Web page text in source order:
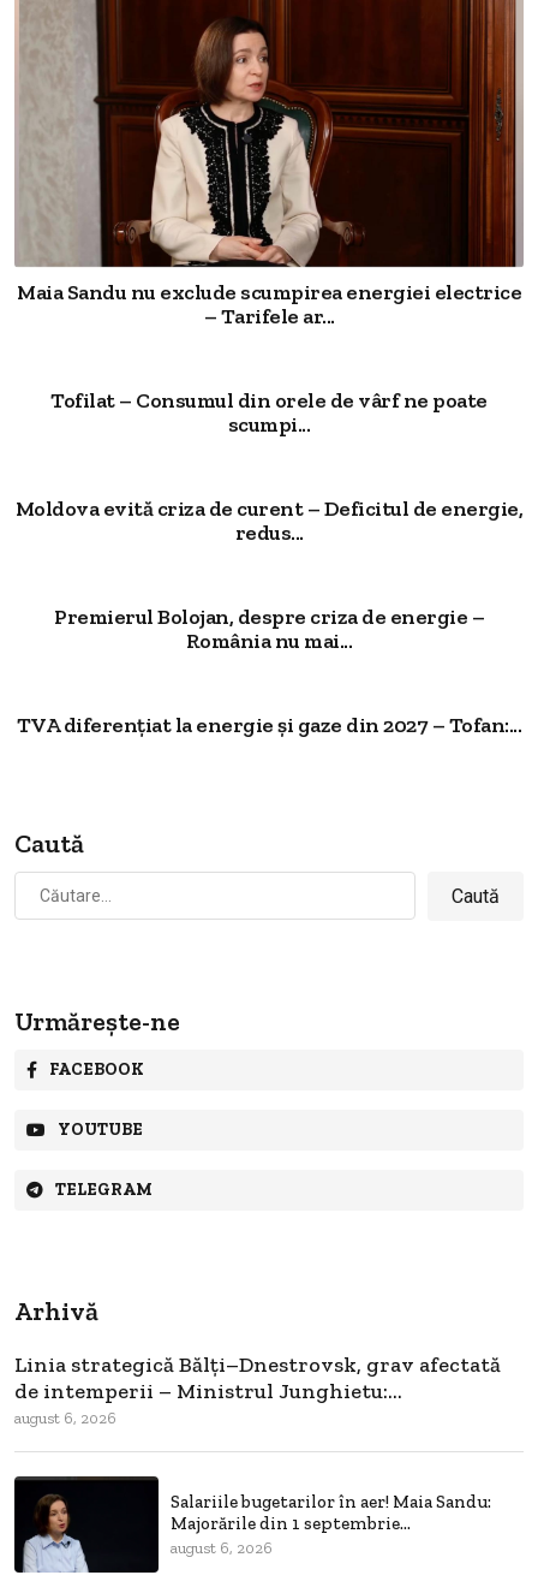
Maia Sandu nu exclude scumpirea energiei electrice
– Tarifele ar...
Tofilat – Consumul din orele de vârf ne poate
scumpi...
Moldova evită criza de curent – Deficitul de energie,
redus...
Premierul Bolojan, despre criza de energie –
România nu mai...
TVA diferențiat la energie și gaze din 2027 – Tofan:...
Caută
după:
Urmărește-ne
FACEBOOK
YOUTUBE
TELEGRAM
Arhivă
Linia strategică Bălți–Dnestrovsk, grav afectată
de intemperii – Ministrul Junghietu:...
august 6, 2026
Salariile bugetarilor în aer! Maia Sandu:
Majorările din 1 septembrie...
august 6, 2026